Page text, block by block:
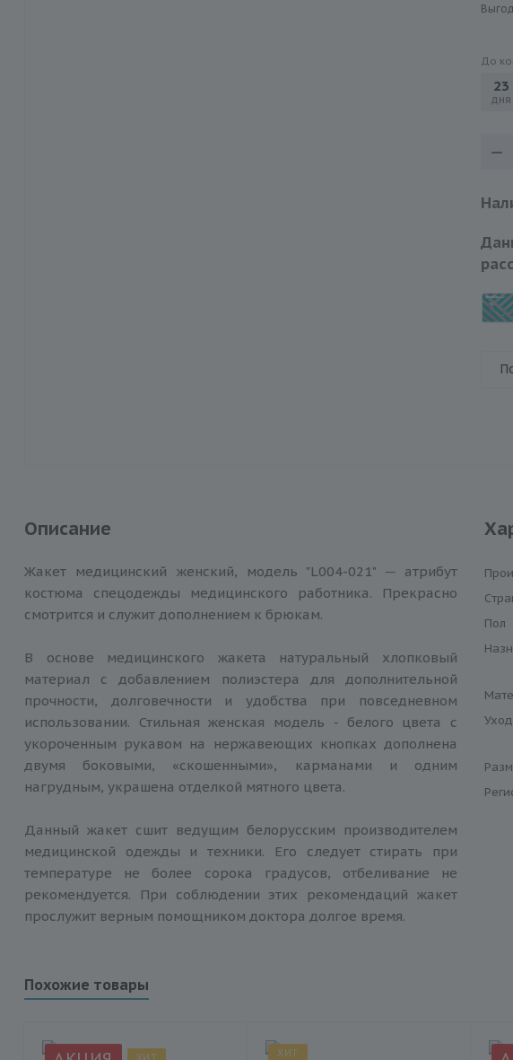
До
23
дня
Описание
Жакет медицинский женский, модель "L004-021" ─ атрибут
костюма спецодежды медицинского работника. Прекрасно
смотрится и служит дополнением к брюкам.
В основе медицинского жакета натуральный хлопковый
материал с добавлением полиэстера для дополнительной
прочности, долговечности и удобства при повседневном
использовании. Стильная женская модель - белого цвета с
укороченным рукавом на нержавеющих кнопках дополнена
двумя боковыми, «скошенными», карманами и одним
нагрудным, украшена отделкой мятного цвета.
Данный жакет сшит ведущим белорусским производителем
медицинской одежды и техники. Его следует стирать при
температуре не более сорока градусов, отбеливание не
рекомендуется. При соблюдении этих рекомендаций жакет
прослужит верным помощником доктора долгое время.
Пол
Уход
Похожие товары
ХИТ